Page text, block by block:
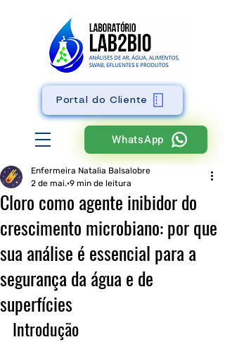
WhatsApp
Portal do Cliente
Cloro como agente inibidor do
crescimento microbiano: por que
sua análise é essencial para a
segurança da água e de
superfícies
Enfermeira Natalia Balsalobre
2 de mai. 9 min de leitura
Introdução